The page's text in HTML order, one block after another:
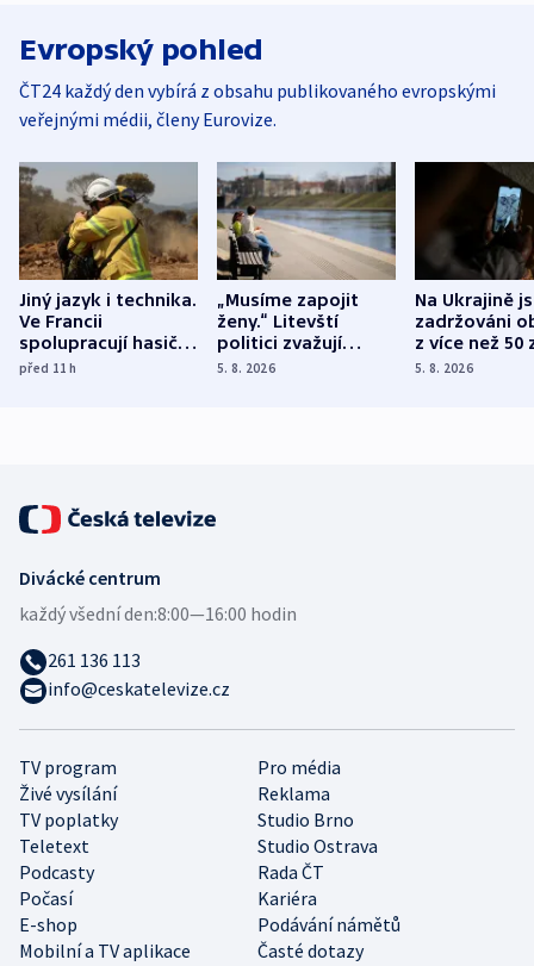
Evropský pohled
ČT24 každý den vybírá z obsahu publikovaného evropskými
veřejnými médii, členy Eurovize.
Jiný jazyk i technika.
Ve Francii
spolupracují hasiči z
různých zemí
před 11h
„Musíme zapojit
ženy.“ Litevští
politici zvažují
dohodu o
5. 8. 2026
Na Ukrajině
zadržováni
z více než 50
Bojovali na
5. 8. 2026
TV program
Pro média
Živé vysílání
Reklama
TV poplatky
Studio Brno
Teletext
Studio Ostrava
Podcasty
Rada ČT
Počasí
Kariéra
E-shop
Podávání námětů
Mobilní a TV aplikace
Časté dotazy
Divácké centrum
každý všední den:8:00—16:00 hodin
261 136 113
info@ceskatelevize.cz